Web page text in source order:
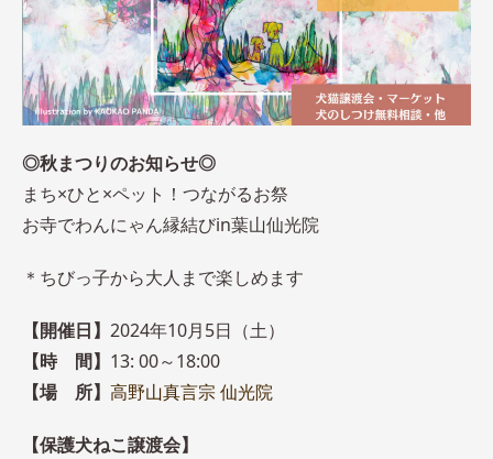
◎秋まつりのお知らせ◎
まち×ひと×ペット！つながるお祭
お寺でわんにゃん縁結びin葉山仙光院
＊ちびっ子から大人まで楽しめます
【開催日】 2024年10月5日（土）
【時 間】 13: 00～18:00
【場 所】 高野山真言宗 仙光院
【保護犬ねこ譲渡会】